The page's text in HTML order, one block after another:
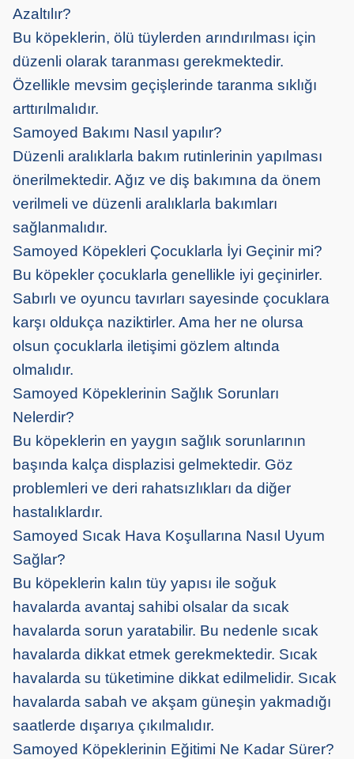
Azaltılır?
Bu köpeklerin, ölü tüylerden arındırılması için
düzenli olarak taranması gerekmektedir.
Özellikle mevsim geçişlerinde taranma sıklığı
arttırılmalıdır.
Samoyed Bakımı Nasıl yapılır?
Düzenli aralıklarla bakım rutinlerinin yapılması
önerilmektedir. Ağız ve diş bakımına da önem
verilmeli ve düzenli aralıklarla bakımları
sağlanmalıdır.
Samoyed Köpekleri Çocuklarla İyi Geçinir mi?
Bu köpekler çocuklarla genellikle iyi geçinirler.
Sabırlı ve oyuncu tavırları sayesinde çocuklara
karşı oldukça naziktirler. Ama her ne olursa
olsun çocuklarla iletişimi gözlem altında
olmalıdır.
Samoyed Köpeklerinin Sağlık Sorunları
Nelerdir?
Bu köpeklerin en yaygın sağlık sorunlarının
başında kalça displazisi gelmektedir. Göz
problemleri ve deri rahatsızlıkları da diğer
hastalıklardır.
Samoyed Sıcak Hava Koşullarına Nasıl Uyum
Sağlar?
Bu köpeklerin kalın tüy yapısı ile soğuk
havalarda avantaj sahibi olsalar da sıcak
havalarda sorun yaratabilir. Bu nedenle sıcak
havalarda dikkat etmek gerekmektedir. Sıcak
havalarda su tüketimine dikkat edilmelidir. Sıcak
havalarda sabah ve akşam güneşin yakmadığı
saatlerde dışarıya çıkılmalıdır.
Samoyed Köpeklerinin Eğitimi Ne Kadar Sürer?